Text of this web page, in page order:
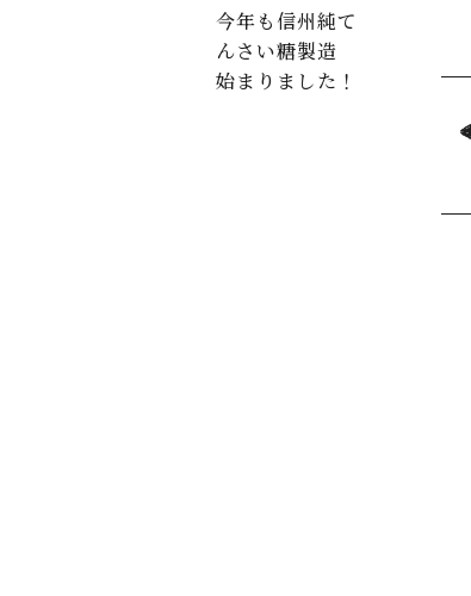
今年も信州純て
んさい糖製造
始まりました！